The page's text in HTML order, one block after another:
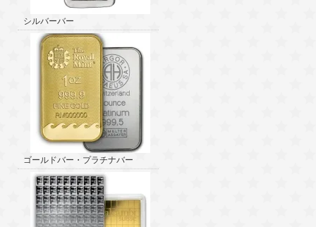
シルバーバー
ゴールドバー・プラチナバー